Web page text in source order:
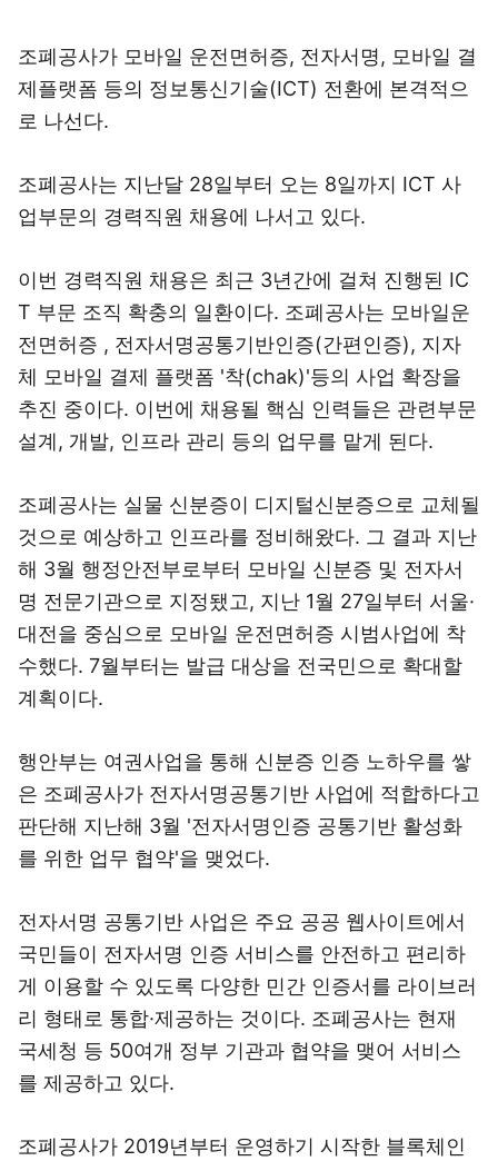
조폐공사가 모바일 운전면허증, 전자서명, 모바일 결
제플랫폼 등의 정보통신기술(ICT) 전환에 본격적으
로 나선다.
조폐공사는 지난달 28일부터 오는 8일까지 ICT 사
업부문의 경력직원 채용에 나서고 있다.
이번 경력직원 채용은 최근 3년간에 걸쳐 진행된 IC
T 부문 조직 확충의 일환이다. 조폐공사는 모바일운
전면허증 , 전자서명공통기반인증(간편인증), 지자
체 모바일 결제 플랫폼 '착(chak)'등의 사업 확장을
추진 중이다. 이번에 채용될 핵심 인력들은 관련부문
설계, 개발, 인프라 관리 등의 업무를 맡게 된다.
조폐공사는 실물 신분증이 디지털신분증으로 교체될
것으로 예상하고 인프라를 정비해왔다. 그 결과 지난
해 3월 행정안전부로부터 모바일 신분증 및 전자서
명 전문기관으로 지정됐고, 지난 1월 27일부터 서울·
대전을 중심으로 모바일 운전면허증 시범사업에 착
수했다. 7월부터는 발급 대상을 전국민으로 확대할
계획이다.
행안부는 여권사업을 통해 신분증 인증 노하우를 쌓
은 조폐공사가 전자서명공통기반 사업에 적합하다고
판단해 지난해 3월 '전자서명인증 공통기반 활성화
를 위한 업무 협약'을 맺었다.
전자서명 공통기반 사업은 주요 공공 웹사이트에서
국민들이 전자서명 인증 서비스를 안전하고 편리하
게 이용할 수 있도록 다양한 민간 인증서를 라이브러
리 형태로 통합·제공하는 것이다. 조폐공사는 현재
국세청 등 50여개 정부 기관과 협약을 맺어 서비스
를 제공하고 있다.
조폐공사가 2019년부터 운영하기 시작한 블록체인